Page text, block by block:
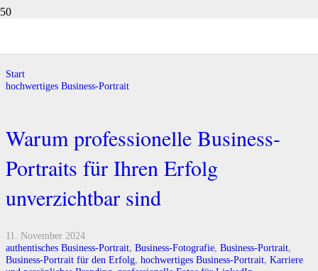
Start
hochwertiges Business-Portrait
Warum professionelle Business-
Portraits für Ihren Erfolg
unverzichtbar sind
11. November 2024
authentisches Business-Portrait, Business-Fotografie, Business-Portrait,
Business-Portrait für den Erfolg, hochwertiges Business-Portrait, Karriere